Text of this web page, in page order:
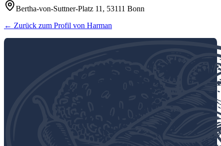
Bertha-von-Suttner-Platz 11, 53111 Bonn
← Zurück zum Profil von Harman